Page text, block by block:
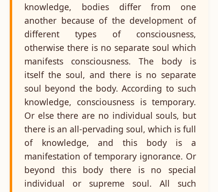
knowledge, bodies differ from one
another because of the development of
different types of consciousness,
otherwise there is no separate soul which
manifests consciousness. The body is
itself the soul, and there is no separate
soul beyond the body. According to such
knowledge, consciousness is temporary.
Or else there are no individual souls, but
there is an all-pervading soul, which is full
of knowledge, and this body is a
manifestation of temporary ignorance. Or
beyond this body there is no special
individual or supreme soul. All such